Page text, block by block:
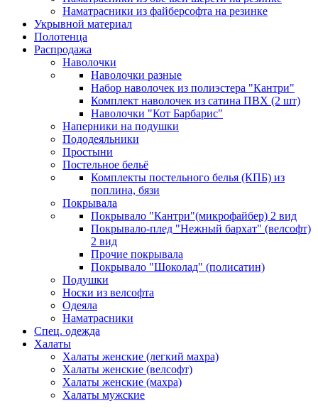
Наматрасники из файберсофта на резинке
Укрывной материал
Полотенца
Распродажа
Наволочки
Наволочки разные
Набор наволочек из полиэстера "Кантри"
Комплект наволочек из сатина ПВХ (2 шт)
Наволочки "Кот Барбарис"
Наперники на подушки
Пододеяльники
Простыни
Постельное бельё
Комплекты постельного белья (КПБ) из
поплина, бязи
Покрывала
Покрывало "Кантри"(микрофайбер) 2 вид
Покрывало-плед "Нежный бархат" (велсофт)
2 вид
Прочие покрывала
Покрывало "Шоколад" (полисатин)
Подушки
Носки из велсофта
Одеяла
Наматрасники
Спец. одежда
Халаты
Халаты женские (легкий махра)
Халаты женские (велсофт)
Халаты женские (махра)
Халаты мужские